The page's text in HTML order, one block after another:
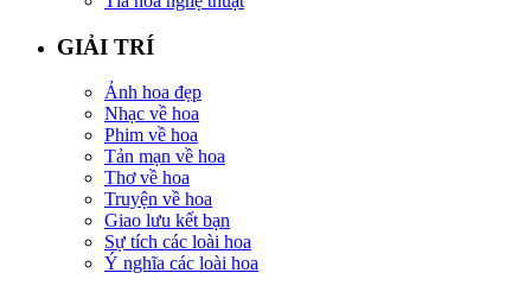
GIẢI TRÍ
Ảnh hoa đẹp
Nhạc về hoa
Phim về hoa
Tản mạn về hoa
Thơ về hoa
Truyện về hoa
Giao lưu kết bạn
Sự tích các loài hoa
Ý nghĩa các loài hoa